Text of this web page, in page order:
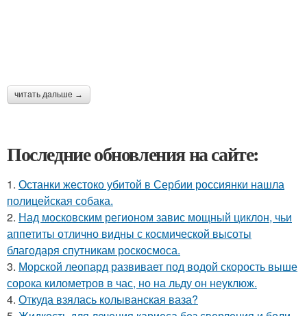
читать дальше →
Последние обновления на сайте:
1. Останки жестоко убитой в Сербии россиянки нашла
полицейская собака.
2. Над московским регионом завис мощный циклон, чьи
аппетиты отлично видны с космической высоты
благодаря спутникам роскосмоса.
3. Морской леопард развивает под водой скорость выше
сорока километров в час, но на льду он неуклюж.
4. Откуда взялась колыванская ваза?